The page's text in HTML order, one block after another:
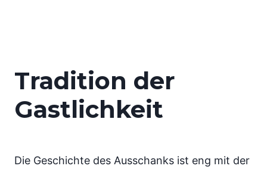
Tradition der
Gastlichkeit
Die Geschichte des Ausschanks ist eng mit der